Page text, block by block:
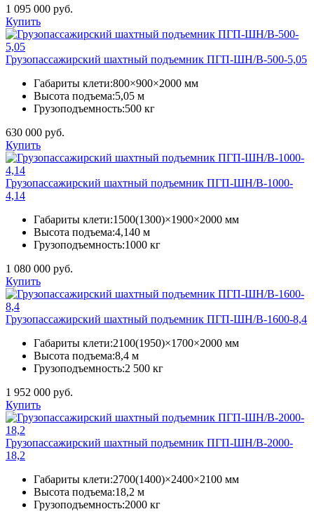
1 095 000 руб.
Купить
Грузопассажирский шахтный подъемник ПГП-ШН/В-500-5,05
Габариты клети:800×900×2000 мм
Высота подъема:5,05 м
Грузоподъемность:500 кг
630 000 руб.
Купить
Грузопассажирский шахтный подъемник ПГП-ШН/В-1000-
4,14
Габариты клети:1500(1300)×1900×2000 мм
Высота подъема:4,140 м
Грузоподъемность:1000 кг
1 080 000 руб.
Купить
Грузопассажирский шахтный подъемник ПГП-ШН/В-1600-8,4
Габариты клети:2100(1950)×1700×2000 мм
Высота подъема:8,4 м
Грузоподъемность:2 500 кг
1 952 000 руб.
Купить
Грузопассажирский шахтный подъемник ПГП-ШН/В-2000-
18,2
Габариты клети:2700(1400)×2400×2100 мм
Высота подъема:18,2 м
Грузоподъемность:2000 кг